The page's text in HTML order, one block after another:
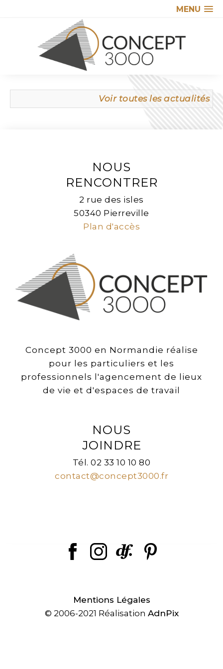
MENU
Voir toutes les actualités
NOUS
RENCONTRER
2 rue des isles
50340 Pierreville
Plan d'accès
Concept 3000 en Normandie réalise
pour les particuliers et les
professionnels l'agencement de lieux
de vie et d'espaces de travail
NOUS
JOINDRE
Tél. 02 33 10 10 80
contact@concept3000.fr
Mentions Légales
© 2006-2021 Réalisation AdnPix